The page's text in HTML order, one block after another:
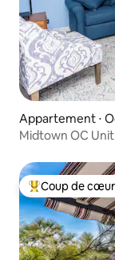
Appartement ⋅
Midtown OC
Coups de cœur
Coup de